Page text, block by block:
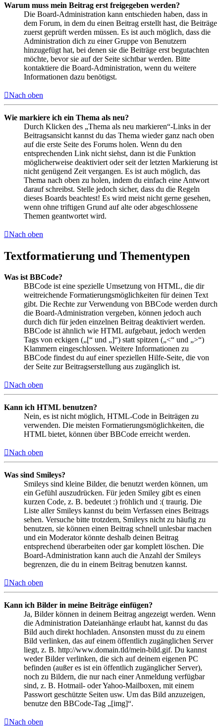
Warum muss mein Beitrag erst freigegeben werden?
Die Board-Administration kann entschieden haben, dass in
dem Forum, in dem du einen Beitrag erstellt hast, die Beiträge
zuerst geprüft werden müssen. Es ist auch möglich, dass die
Administration dich zu einer Gruppe von Benutzern
hinzugefügt hat, bei denen sie die Beiträge erst begutachten
möchte, bevor sie auf der Seite sichtbar werden. Bitte
kontaktiere die Board-Administration, wenn du weitere
Informationen dazu benötigst.
Nach oben
Wie markiere ich ein Thema als neu?
Durch Klicken des „Thema als neu markieren“-Links in der
Beitragsansicht kannst du das Thema wieder ganz nach oben
auf die erste Seite des Forums holen. Wenn du den
entsprechenden Link nicht siehst, dann ist die Funktion
möglicherweise deaktiviert oder seit der letzten Markierung ist
nicht genügend Zeit vergangen. Es ist auch möglich, das
Thema nach oben zu holen, indem du einfach eine Antwort
darauf schreibst. Stelle jedoch sicher, dass du die Regeln
dieses Boards beachtest! Es wird meist nicht gerne gesehen,
wenn ohne triftigen Grund auf alte oder abgeschlossene
Themen geantwortet wird.
Nach oben
Textformatierung und Thementypen
Was ist BBCode?
BBCode ist eine spezielle Umsetzung von HTML, die dir
weitreichende Formatierungsmöglichkeiten für deinen Text
gibt. Die Rechte zur Verwendung von BBCode werden durch
die Board-Administration vergeben, können jedoch auch
durch dich für jeden einzelnen Beitrag deaktiviert werden.
BBCode ist ähnlich wie HTML aufgebaut, jedoch werden
Tags von eckigen („[“ und „]“) statt spitzen („<“ und „>“)
Klammern eingeschlossen. Weitere Informationen zu
BBCode findest du auf einer speziellen Hilfe-Seite, die von
der Seite zur Beitragserstellung aus zugänglich ist.
Nach oben
Kann ich HTML benutzen?
Nein, es ist nicht möglich, HTML-Code in Beiträgen zu
verwenden. Die meisten Formatierungsmöglichkeiten, die
HTML bietet, können über BBCode erreicht werden.
Nach oben
Was sind Smileys?
Smileys sind kleine Bilder, die benutzt werden können, um
ein Gefühl auszudrücken. Für jeden Smiley gibt es einen
kurzen Code, z. B. bedeutet :) fröhlich und :( traurig. Die
Liste aller Smileys kannst du beim Verfassen eines Beitrags
sehen. Versuche bitte trotzdem, Smileys nicht zu häufig zu
benutzen, sie können einen Beitrag schnell unlesbar machen
und ein Moderator könnte deshalb deinen Beitrag
entsprechend überarbeiten oder gar komplett löschen. Die
Board-Administration kann auch die Anzahl der Smileys
begrenzen, die du in einem Beitrag benutzen kannst.
Nach oben
Kann ich Bilder in meine Beiträge einfügen?
Ja, Bilder können in deinem Beitrag angezeigt werden. Wenn
die Administration Dateianhänge erlaubt hat, kannst du das
Bild auch direkt hochladen. Ansonsten musst du zu einem
Bild verlinken, das auf einem öffentlich zugänglichen Server
liegt, z. B. http://www.domain.tld/mein-bild.gif. Du kannst
weder Bilder verlinken, die sich auf deinem eigenen PC
befinden (außer es ist ein öffentlich zugänglicher Server),
noch zu Bildern, die nur nach einer Anmeldung verfügbar
sind, z. B. Hotmail- oder Yahoo-Mailboxen, mit einem
Passwort geschützte Seiten usw. Um das Bild anzuzeigen,
benutze den BBCode-Tag „[img]“.
Nach oben